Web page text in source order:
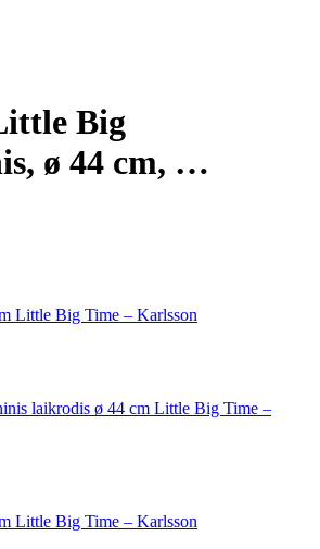
Big
ø 44 cm, …
Little Big Time – Karlsson
laikrodis ø 44 cm Little Big Time –
Little Big Time – Karlsson